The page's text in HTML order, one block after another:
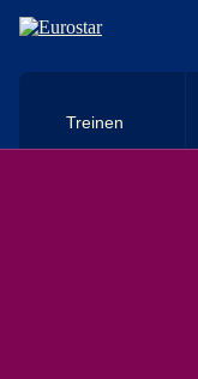
Naar hoofdinhoud
Treinen